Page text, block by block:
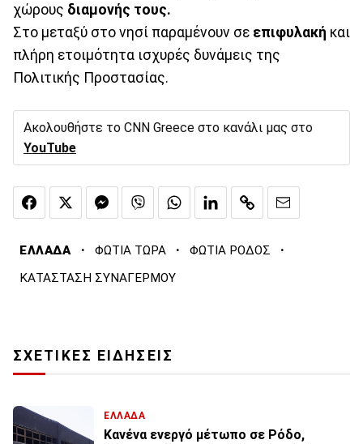
χώρους διαμονής τους.
Στο μεταξύ στο νησί παραμένουν σε επιφυλακή και
πλήρη ετοιμότητα ισχυρές δυνάμεις της
Πολιτικής Προστασίας.
Ακολουθήστε το CNN Greece στο κανάλι μας στο
YouTube
ΕΛΛΑΔΑ · ΦΩΤΙΑ ΤΩΡΑ · ΦΩΤΙΑ ΡΟΔΟΣ ·
ΚΑΤΑΣΤΑΣΗ ΣΥΝΑΓΕΡΜΟΥ
ΣΧΕΤΙΚΕΣ ΕΙΔΗΣΕΙΣ
ΕΛΛΑΔΑ
Κανένα ενεργό μέτωπο σε Ρόδο,